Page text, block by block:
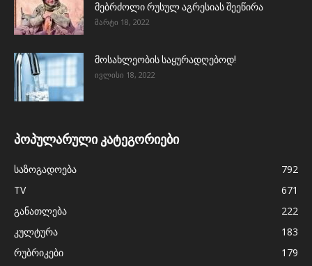
მებრძოლი რუსულ აგრესიას შეეწირა
მარტი 18, 2022
მოსახლეობის საყურადღებოდ!
ივლისი 18, 2022
პოპულარული კატეგორიები
საზოგადოება
792
TV
671
განათლება
222
კულტურა
183
რუბრიკები
179